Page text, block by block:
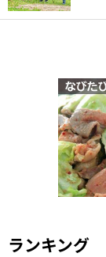
ランキング